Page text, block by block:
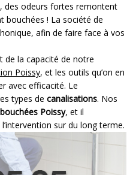
des odeurs fortes remontent
bouchées ! La société de
afin de faire face à vos
de la capacité de notre
Poissy, et les outils qu’on en
avec efficacité. Le
types de canalisations. Nos
Poissy, et il
sur du long terme.